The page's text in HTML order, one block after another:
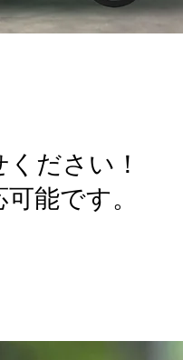
ださい！
能です。